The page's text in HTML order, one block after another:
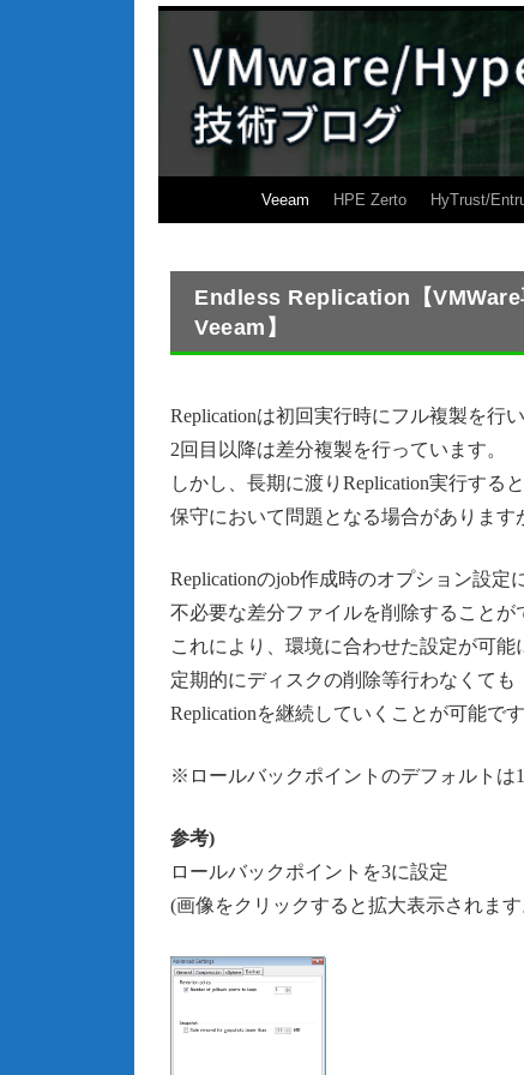
Veeam HPE Zerto HyTrust/
Endless Replication【VMWare
Veeam】
Replicationは初回実行時にフル複製を行
2回目以降は差分複製を行っています。
しかし、長期に渡りReplication実行する
保守において問題となる場合があります
Replicationのjob作成時のオプション設
不必要な差分ファイルを削除することが
これにより、環境に合わせた設定が可能
定期的にディスクの削除等行わなくても
Replicationを継続していくことが可能です
※ロールバックポイントのデフォルトは
参考)
ロールバックポイントを3に設定
(画像をクリックすると拡大表示されま